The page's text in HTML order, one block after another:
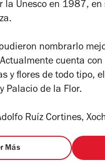
la Unesco en 1987,
nombrarlo
cuenta
y flores de todo tipo,
Palacio de la Flor.
Ruíz Cortines,
Más